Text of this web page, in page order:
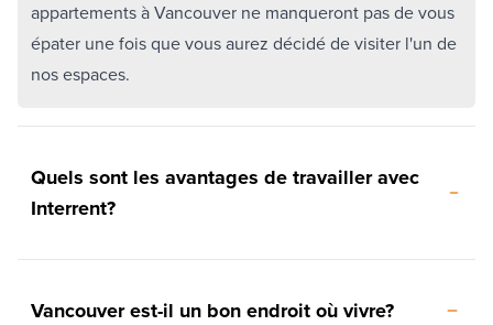
appartements à Vancouver ne manqueront pas de vous
épater une fois que vous aurez décidé de visiter l'un de
nos espaces.
Quels sont les avantages de travailler avec
Interrent?
Vancouver est-il un bon endroit où vivre?